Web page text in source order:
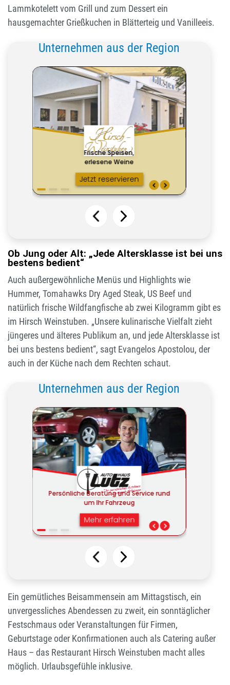
Lammkotelett vom Grill und zum Dessert ein
hausgemachter Grießkuchen in Blätterteig und Vanilleeis.
Unternehmen aus der Region
Ob Jung oder Alt: „Jede Altersklasse ist bei uns
bestens bedient“
Auch außergewöhnliche Menüs und Highlights wie
Hummer, Tomahawks Dry Aged Steak, US Beef und
natürlich frische Wildfangfische ab zwei Kilogramm gibt es
im Hirsch Weinstuben. „Unsere kulinarische Vielfalt zieht
jüngeres und älteres Publikum an, und jede Altersklasse ist
bei uns bestens bedient“, sagt Evangelos Apostolou, der
auch in der Küche nach dem Rechten schaut.
Unternehmen aus der Region
Ein gemütliches Beisammensein am Mittagstisch, ein
unvergessliches Abendessen zu zweit, ein sonntäglicher
Festschmaus oder Veranstaltungen für Firmen,
Geburtstage oder Konfirmationen auch als Catering außer
Haus – das Restaurant Hirsch Weinstuben macht alles
möglich. Urlaubsgefühle inklusive.